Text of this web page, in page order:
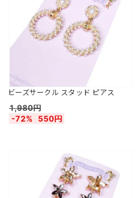
ビーズサークル スタッド ピアス
1,980円
-72%
550円